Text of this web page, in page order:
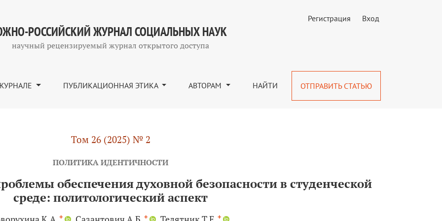
духовной безопасности в студенческой среде: политологический аспект
РОССИЙСКИЙ ЖУРНАЛ СОЦИАЛЬНЫХ НАУК
научный рецензируемый журнал открытого доступа
ПУБЛИКАЦИОННАЯ ЭТИКА АВТОРАМ НАЙТИ ОТПРАВИТЬ СТАТЬЮ
Регистрация Вход
Том 26 (2025) № 2
ПОЛИТИКА ИДЕНТИЧНОСТИ
обеспечения духовной безопасности в студенческой
среде: политологический аспект
+ + +